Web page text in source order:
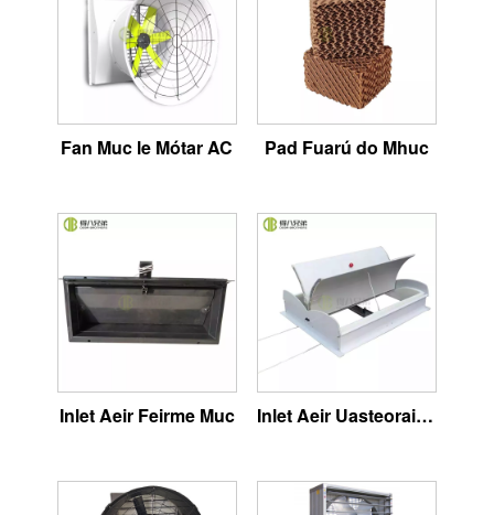
Fan Muc le Mótar AC Pad Fuarú do Mhuc
Inlet Aeir Feirme Muc Inlet Aeir Uasteorainn Feirme Muc